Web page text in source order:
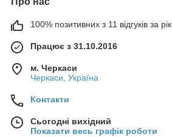
100% позитивних з 11 відгуків за рік
Працює з 31.10.2016
м. Черкаси
Черкаси, Україна
Контакти
Сьогодні вихідний
Показати весь графік роботи